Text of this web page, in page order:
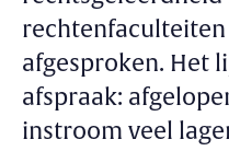
afgesproken. Het
afspraak:
instroom veel